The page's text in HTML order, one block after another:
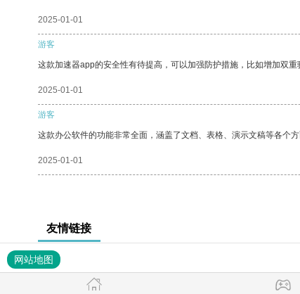
2025-01-01
游客
这款加速器app的安全性有待提高，可以加强防护措施，比如增加双重
2025-01-01
游客
这款办公软件的功能非常全面，涵盖了文档、表格、演示文稿等各个
2025-01-01
友情链接
网站地图